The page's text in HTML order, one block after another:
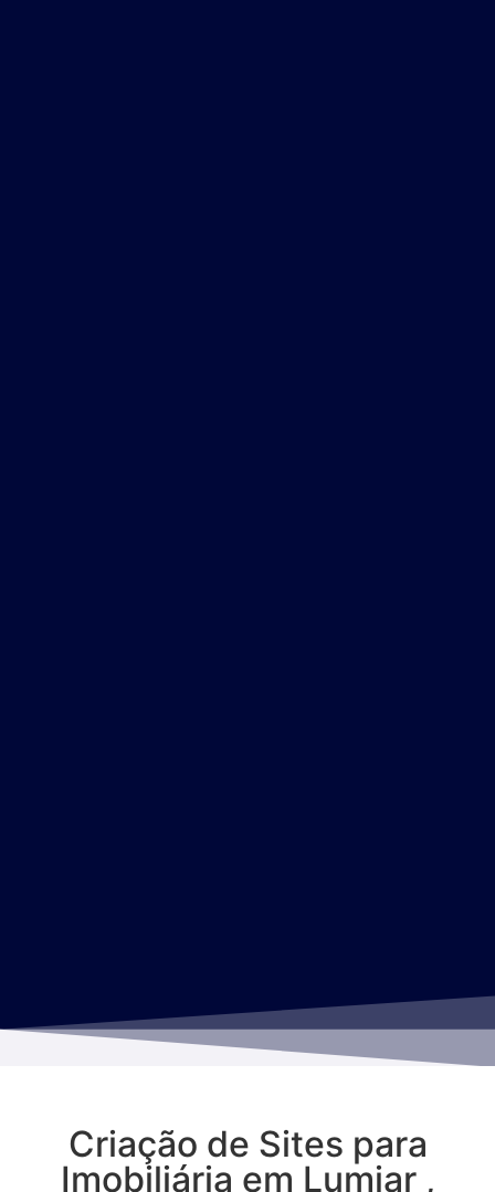
Criação de Sites para
Imobiliária em Lumiar ,